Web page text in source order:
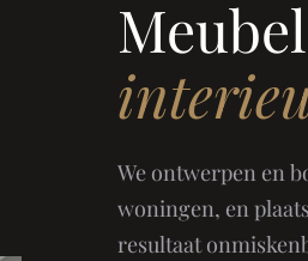
We ontwerpen en
woningen, en
resultaat